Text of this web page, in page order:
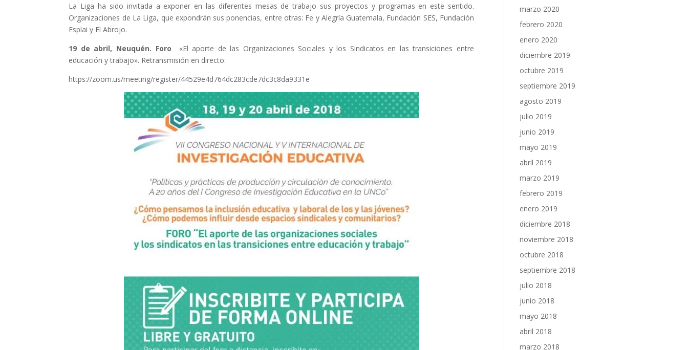
La Liga ha sido invitada a exponer en las diferentes mesas de trabajo sus proyectos y programas en este sentido.
Organizaciones de La Liga, que expondrán sus ponencias, entre otras: Fe y Alegría Guatemala, Fundación SES, Fundación
Esplai y El Abrojo.
19 de abril, Neuquén. Foro
«El aporte de las Organizaciones Sociales y los Sindicatos en las transiciones entre
educación y trabajo». Retransmisión en directo:
https://zoom.us/meeting/register/44529e4d764dc283cde7dc3c8da9331e
marzo 2020
febrero 2020
enero 2020
diciembre 2019
octubre 2019
septiembre 2019
agosto 2019
julio 2019
junio 2019
mayo 2019
abril 2019
marzo 2019
febrero 2019
enero 2019
diciembre 2018
noviembre 2018
octubre 2018
septiembre 2018
julio 2018
junio 2018
mayo 2018
abril 2018
marzo 2018